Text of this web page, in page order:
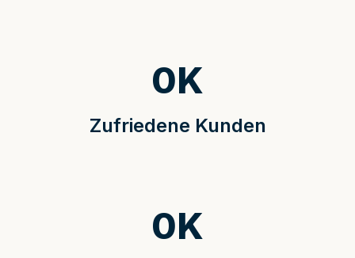
Zufriedene Kunden
0K
0K